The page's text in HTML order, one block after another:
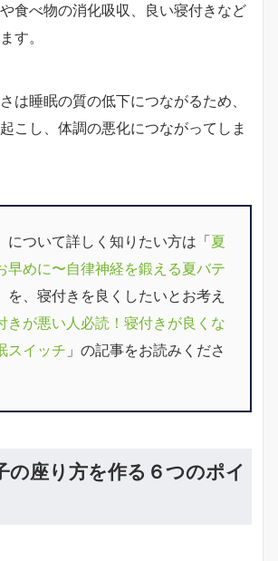
食べ物の消化吸収、良い寝付きなど
す。
は睡眠の質の低下につながるため、
こし、体調の悪化につながってしま
について詳しく知りたい方は「夏
早めに〜自律神経を鍛える夏バテ
」を、寝付きを良くしたいとお考え
きが悪い人必読！寝付きが良くな
スイッチ 」の記事をお読みくださ
の座り方を作る６つのポイ